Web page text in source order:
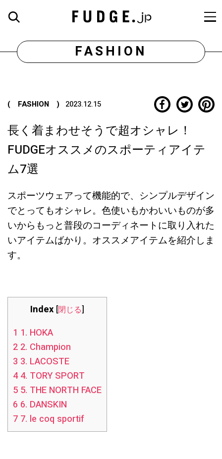
FASHION
( FASHION ) 2023.12.15
長く着まわせそうで超オシャレ！
FUDGEオススメのスポーティアイテ
ム7選
スポーツウェアって機能的で、シンプルデザイン
でとってもオシャレ。色使いもかわいいものが多
いからもっと普段のコーディネートに取り入れた
いアイテムばかり。オススメアイテムを紹介しま
す。
Index [閉じる]
1 1. HOKA
22. Champion
3 3. LACOSTE
44. TORY SPORT
55. THE NORTH FACE
6 6. DANSKIN
77. le coq sportif